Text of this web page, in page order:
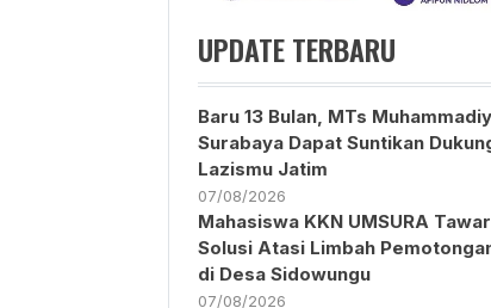
UPDATE TERBARU
Baru 13 Bulan, MTs
Surabaya Dapat Suntikan
Lazismu Jatim
07/08/2026
Mahasiswa KKN UMSURA
Solusi Atasi Limbah
di Desa Sidowungu
07/08/2026